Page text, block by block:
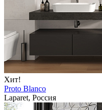
Хит!
Proto Blanco
Laparet, Россия